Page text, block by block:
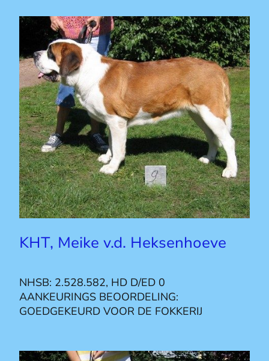
KHT, Meike v.d. Heksenhoeve
NHSB: 2.528.582, HD D/ED 0
AANKEURINGS BEOORDELING:
GOEDGEKEURD VOOR DE FOKKERIJ